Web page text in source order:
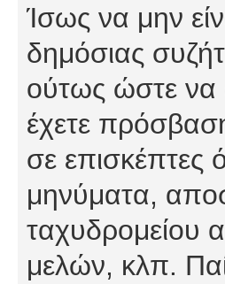
Ίσως να μην
δημόσιας
ούτως ώστε να
έχετε
σε επισκέπτες
μηνύματα,
ταχυδρομείου
μελών, κλπ.